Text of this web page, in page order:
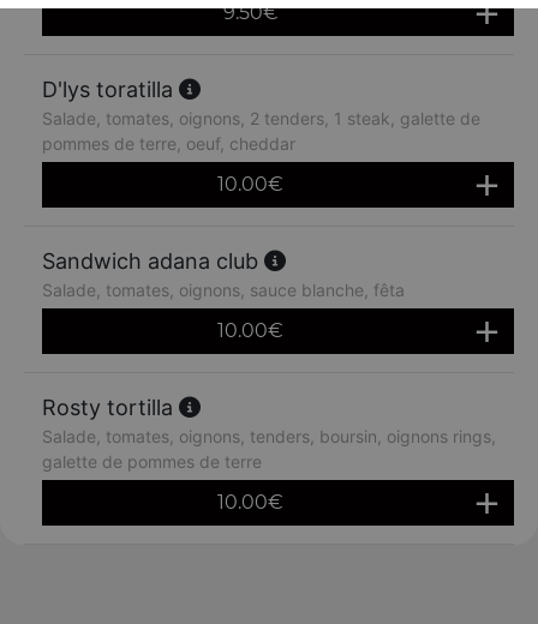
9.50€
D'lys toratilla
Salade, tomates, oignons, 2 tenders, 1 steak, galette de
pommes de terre, oeuf, cheddar
10.00€
Sandwich adana club
Salade, tomates, oignons, sauce blanche, fêta
10.00€
Rosty tortilla
Salade, tomates, oignons, tenders, boursin, oignons rings,
galette de pommes de terre
10.00€